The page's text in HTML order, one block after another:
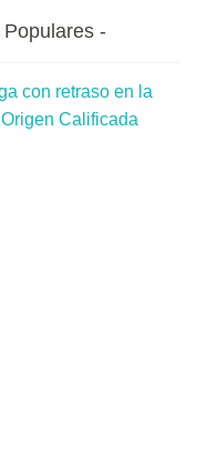
con retraso en la
Calificada